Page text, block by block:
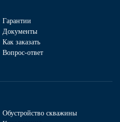
Гарантии
Документы
Как заказать
Вопрос-ответ
Обустройство скважины